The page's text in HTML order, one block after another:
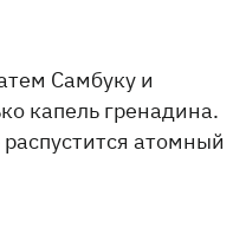
Самбуку и
капель гренадина.
атомный